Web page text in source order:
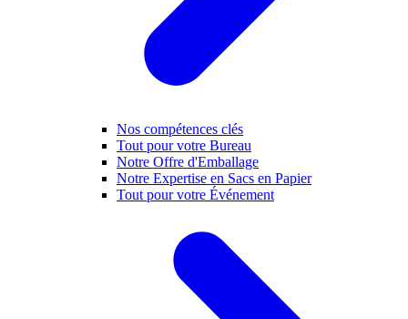
Nos compétences clés
Tout pour votre Bureau
Notre Offre d'Emballage
Notre Expertise en Sacs en Papier
Tout pour votre Événement